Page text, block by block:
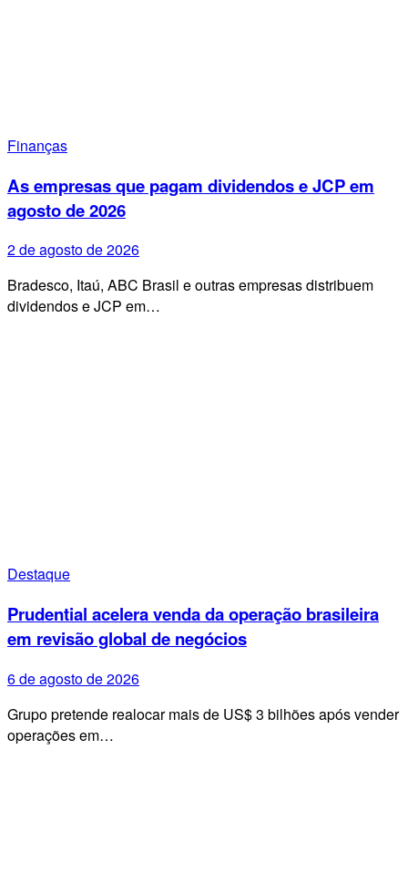
Finanças
As empresas que pagam dividendos e JCP em
agosto de 2026
2 de agosto de 2026
Bradesco, Itaú, ABC Brasil e outras empresas distribuem
dividendos e JCP em…
Destaque
Prudential acelera venda da operação brasileira
em revisão global de negócios
6 de agosto de 2026
Grupo pretende realocar mais de US$ 3 bilhões após vender
operações em…